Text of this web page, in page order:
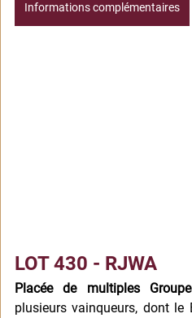
Informations complémentaires
LOT 430 - RJWA
Placée de multiples
plusieurs vainqueurs, dont le